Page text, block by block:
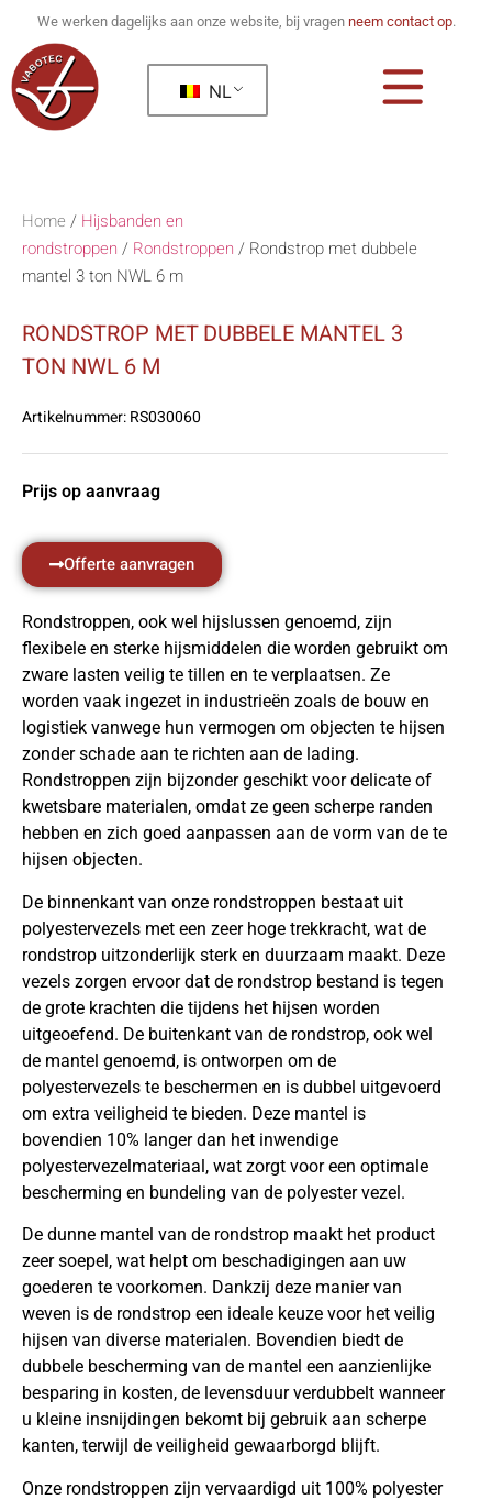
We werken dagelijks aan onze website, bij vragen neem contact op.
NL
Home / Hijsbanden en
rondstroppen / Rondstroppen / Rondstrop met dubbele
mantel 3 ton NWL 6 m
RONDSTROP MET DUBBELE MANTEL 3
TON NWL 6 M
Artikelnummer:RS030060
Prijs op aanvraag
Offerte aanvragen
Rondstroppen, ook wel hijslussen genoemd, zijn
flexibele en sterke hijsmiddelen die worden gebruikt om
zware lasten veilig te tillen en te verplaatsen. Ze
worden vaak ingezet in industrieën zoals de bouw en
logistiek vanwege hun vermogen om objecten te hijsen
zonder schade aan te richten aan de lading.
Rondstroppen zijn bijzonder geschikt voor delicate of
kwetsbare materialen, omdat ze geen scherpe randen
hebben en zich goed aanpassen aan de vorm van de te
hijsen objecten.
De binnenkant van onze rondstroppen bestaat uit
polyestervezels met een zeer hoge trekkracht, wat de
rondstrop uitzonderlijk sterk en duurzaam maakt. Deze
vezels zorgen ervoor dat de rondstrop bestand is tegen
de grote krachten die tijdens het hijsen worden
uitgeoefend. De buitenkant van de rondstrop, ook wel
de mantel genoemd, is ontworpen om de
polyestervezels te beschermen en is dubbel uitgevoerd
om extra veiligheid te bieden. Deze mantel is
bovendien 10% langer dan het inwendige
polyestervezelmateriaal, wat zorgt voor een optimale
bescherming en bundeling van de polyester vezel.
De dunne mantel van de rondstrop maakt het product
zeer soepel, wat helpt om beschadigingen aan uw
goederen te voorkomen. Dankzij deze manier van
weven is de rondstrop een ideale keuze voor het veilig
hijsen van diverse materialen. Bovendien biedt de
dubbele bescherming van de mantel een aanzienlijke
besparing in kosten, de levensduur verdubbelt wanneer
u kleine insnijdingen bekomt bij gebruik aan scherpe
kanten, terwijl de veiligheid gewaarborgd blijft.
Onze rondstroppen zijn vervaardigd uit 100% polyester